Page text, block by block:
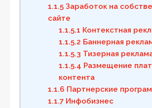
1.1.5Заработок на
сайте
1.1.5.1 Контекстная
1.1.5.2 Баннерная
1.1.5.3 Тизерная
1.1.5.4 Размещение
контента
1.1.6 Партнерские
1.1.7Инфобизнес